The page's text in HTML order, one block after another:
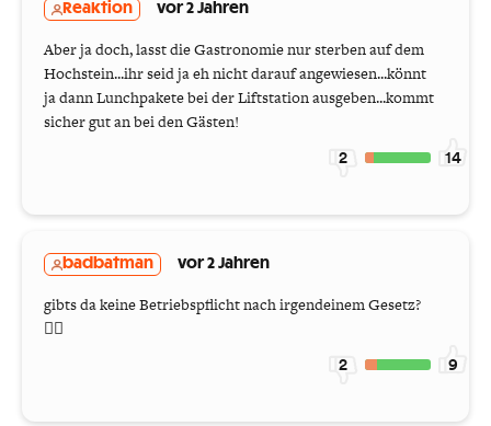
Reaktion vor 2 Jahren
Aber ja doch, lasst die Gastronomie nur sterben auf dem
Hochstein...ihr seid ja eh nicht darauf angewiesen...könnt
ja dann Lunchpakete bei der Liftstation ausgeben...kommt
sicher gut an bei den Gästen!
2 14
badbatman vor 2 Jahren
gibts da keine Betriebspflicht nach irgendeinem Gesetz?
🦹‍♀️
2 9